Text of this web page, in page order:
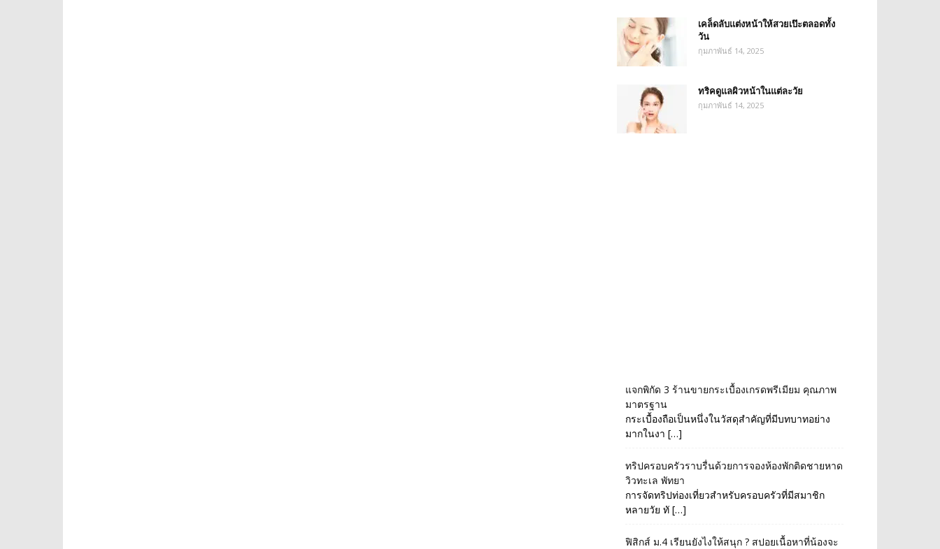
เคล็ดลับแต่งหน้าให้สวยเป๊ะตลอดทั้ง
วัน
กุมภาพันธ์ 14, 2025
ทริคดูแลผิวหน้าในแต่ละวัย
กุมภาพันธ์ 14, 2025
แจกพิกัด 3 ร้านขายกระเบื้องเกรดพรีเมียม คุณภาพ
มาตรฐาน
กระเบื้องถือเป็นหนึ่งในวัสดุสำคัญที่มีบทบาทอย่าง
มากในงา […]
ทริปครอบครัวราบรื่นด้วยการจองห้องพักติดชายหาด
วิวทะเล พัทยา
การจัดทริปท่องเที่ยวสำหรับครอบครัวที่มีสมาชิก
หลายวัย ทั […]
ฟิสิกส์ ม.4 เรียนยังไงให้สนุก ? สปอยเนื้อหาที่น้องจะ